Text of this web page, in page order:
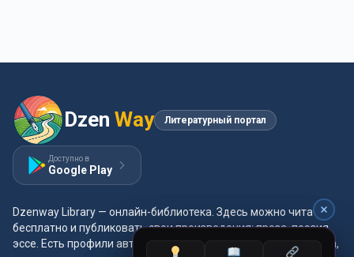
Dzen Way Литературный портал
Доступно в
Google Play
Dzenway Library — онлайн-библиотека. Здесь можно читать
бесплатно и публиковать свои произведения: проза, поэзия,
эссе. Есть профили авторов, жанры и метки, удобная читалка,